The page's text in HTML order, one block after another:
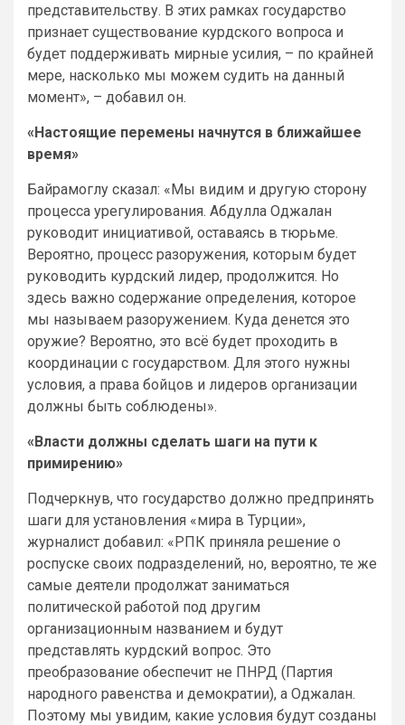
представительству. В этих рамках государство
признает существование курдского вопроса и
будет поддерживать мирные усилия, – по крайней
мере, насколько мы можем судить на данный
момент», – добавил он.
«Настоящие перемены начнутся в ближайшее
время»
Байрамоглу сказал: «Мы видим и другую сторону
процесса урегулирования. Абдулла Оджалан
руководит инициативой, оставаясь в тюрьме.
Вероятно, процесс разоружения, которым будет
руководить курдский лидер, продолжится. Но
здесь важно содержание определения, которое
мы называем разоружением. Куда денется это
оружие? Вероятно, это всё будет проходить в
координации с государством. Для этого нужны
условия, а права бойцов и лидеров организации
должны быть соблюдены».
«Власти должны сделать шаги на пути к
примирению»
Подчеркнув, что государство должно предпринять
шаги для установления «мира в Турции»,
журналист добавил: «РПК приняла решение о
роспуске своих подразделений, но, вероятно, те же
самые деятели продолжат заниматься
политической работой под другим
организационным названием и будут
представлять курдский вопрос. Это
преобразование обеспечит не ПНРД (Партия
народного равенства и демократии), а Оджалан.
Поэтому мы увидим, какие условия будут созданы